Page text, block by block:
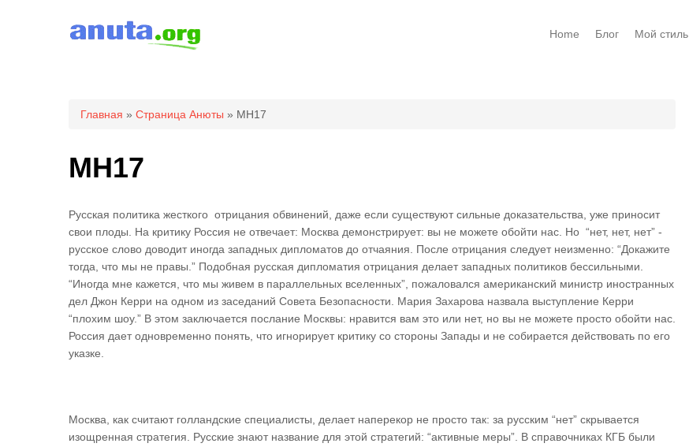
Home Блог Мой стиль
Вы здесь
Главная » Страница Анюты » MH17
MH17
Русская политика жесткого отрицания обвинений, даже если существуют сильные доказательства, уже приносит
свои плоды. На критику Россия не отвечает: Москва демонстрирует: вы не можете обойти нас. Но “нет, нет, нет” -
русское слово доводит иногда западных дипломатов до отчаяния. После отрицания следует неизменно: “Докажите
тогда, что мы не правы.” Подобная русская дипломатия отрицания делает западных политиков бессильными.
“Иногда мне кажется, что мы живем в параллельных вселенных”, пожаловался американский министр иностранных
дел Джон Керри на одном из заседаний Совета Безопасности. Мария Захарова назвала выступление Керри
“плохим шоу.” В этом заключается послание Москвы: нравится вам это или нет, но вы не можете просто обойти нас.
Россия дает одновременно понять, что игнорирует критику со стороны Запады и не собирается действовать по его
указке.
Москва, как считают голландские специалисты, делает наперекор не просто так: за русским “нет” скрывается
изощренная стратегия. Русские знают название для этой стратегий: “активные меры”. В справочниках КГБ были